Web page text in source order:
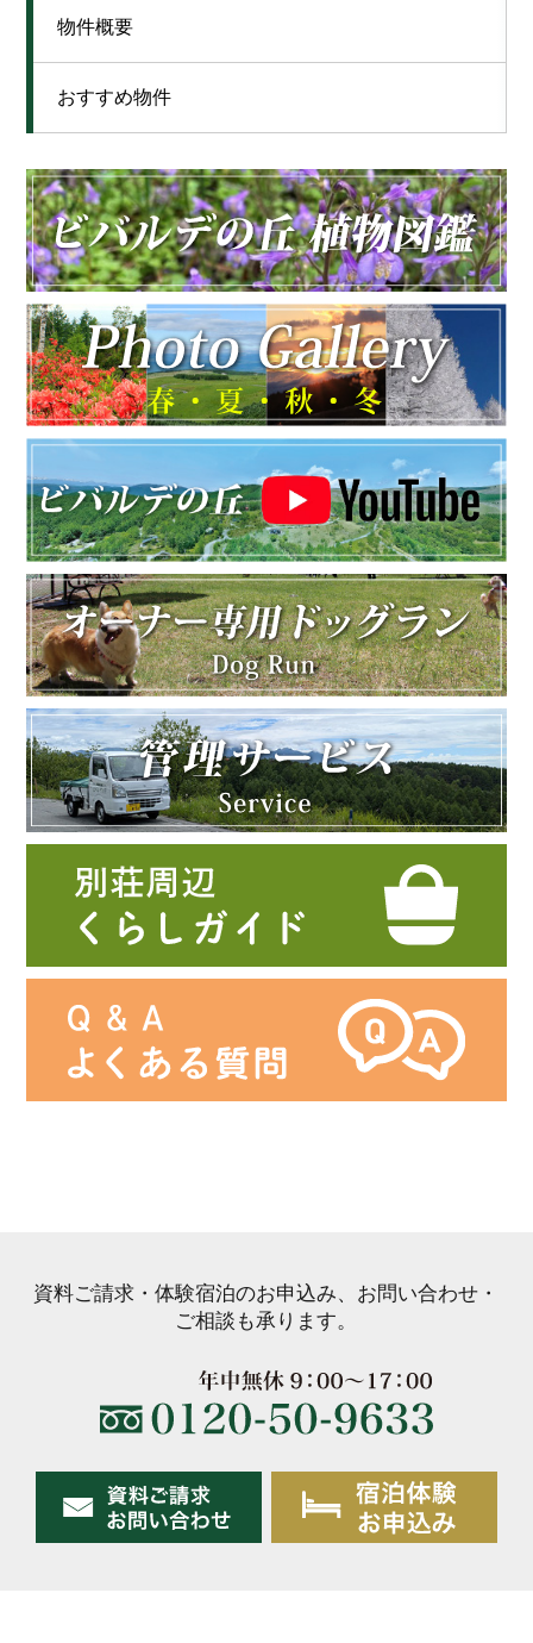
物件概要
おすすめ物件
資料ご請求・体験宿泊のお申込み、お問い合わせ・
ご相談も承ります。